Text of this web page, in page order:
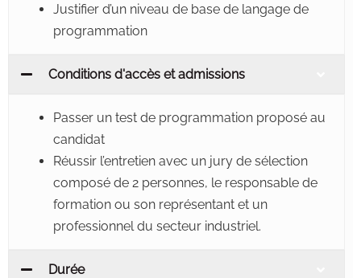
Justifier d’un niveau de base de langage de
programmation
Conditions d'accès et admissions
Passer un test de programmation proposé au
candidat
Réussir l’entretien avec un jury de sélection
composé de 2 personnes, le responsable de
formation ou son représentant et un
professionnel du secteur industriel.
Durée